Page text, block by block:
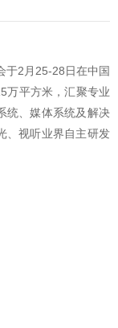
于2月25-28日在中国
万平方米，汇聚专业
统、媒体系统及解决
、视听业界自主研发